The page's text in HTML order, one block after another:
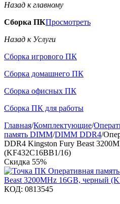
Назад к главному
Сборка ПКПросмотреть
Назад к Услуги
Сборка игрового ПК
Сборка домашнего ПК
Сборка офисных ПК
Сборка ПК для работы
Главная/Комплектующие/
память DIMM/DIMM DDR4/
DDR4 Kingston Fury Beast
(KF432C16BB1/16)
Скидка 55%
КОД: 0813545